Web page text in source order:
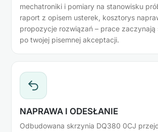
mechatroniki i pomiary na stanowisku
raport z opisem usterek, kosztorys
propozycje rozwiązań – prace zaczynają
po twojej pisemnej akceptacji.
NAPRAWA I ODESŁANIE
Odbudowana skrzynia DQ380 0CJ